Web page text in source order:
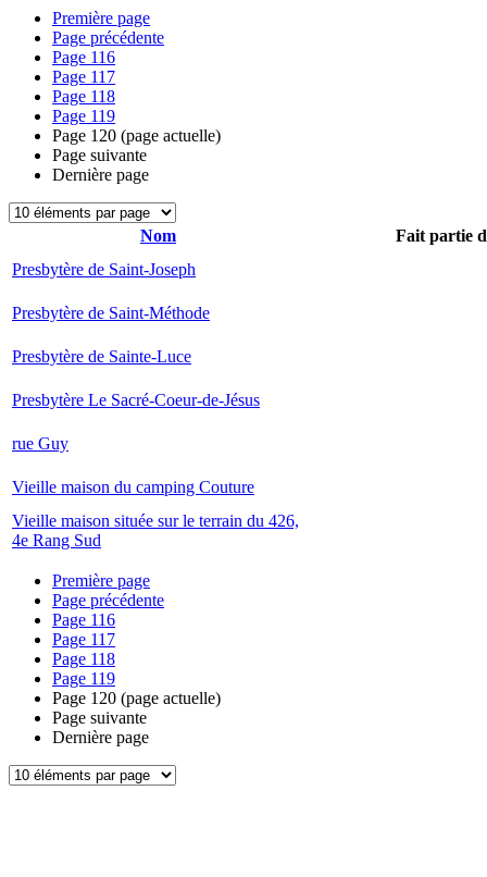
Première page
Page précédente
Page 116
Page 117
Page 118
Page 119
Page 120 (page actuelle)
Page suivante
Dernière page
Nom
Fait partie
Presbytère de Saint-Joseph
Presbytère de Saint-Méthode
Presbytère de Sainte-Luce
Presbytère Le Sacré-Coeur-de-Jésus
rue Guy
Vieille maison du camping Couture
Vieille maison située sur le terrain du 426,
4e Rang Sud
Première page
Page précédente
Page 116
Page 117
Page 118
Page 119
Page 120 (page actuelle)
Page suivante
Dernière page